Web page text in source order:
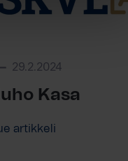
29.2.2024
Kasa
artikkeli